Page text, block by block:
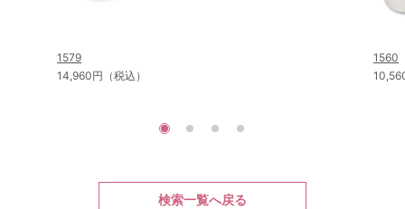
1579
14,960円（税込）
1560
検索一覧へ戻る